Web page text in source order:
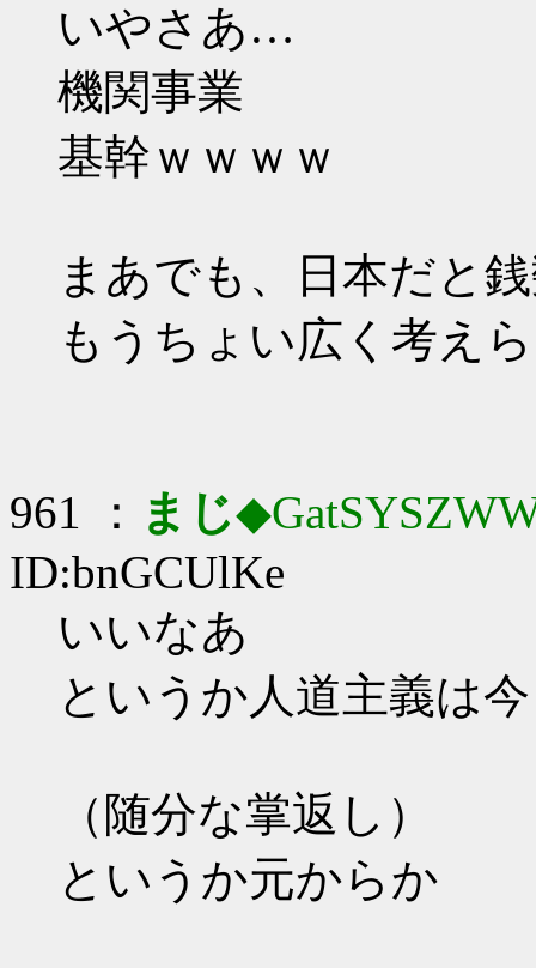
いやさあ…
機関事業
基幹ｗｗｗｗ
まあでも、日本だと
もうちょい広く考え
961 ： まじ
ID:bnGCUlKe
いいなあ
というか人道主義は
（随分な掌返し）
というか元からか